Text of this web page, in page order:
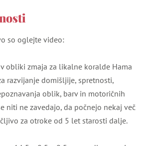
so oglejte video:
obliki zmaja za likalne koralde Hama
razvijanje domišljije, spretnosti,
oblik, barv in motoričnih
niti ne zavedajo, da počnejo nekaj več
za otroke od 5 let starosti dalje.